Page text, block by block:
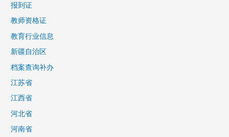
报到证
教师资格证
教育行业信息
新疆自治区
档案查询补办
江苏省
江西省
河北省
河南省